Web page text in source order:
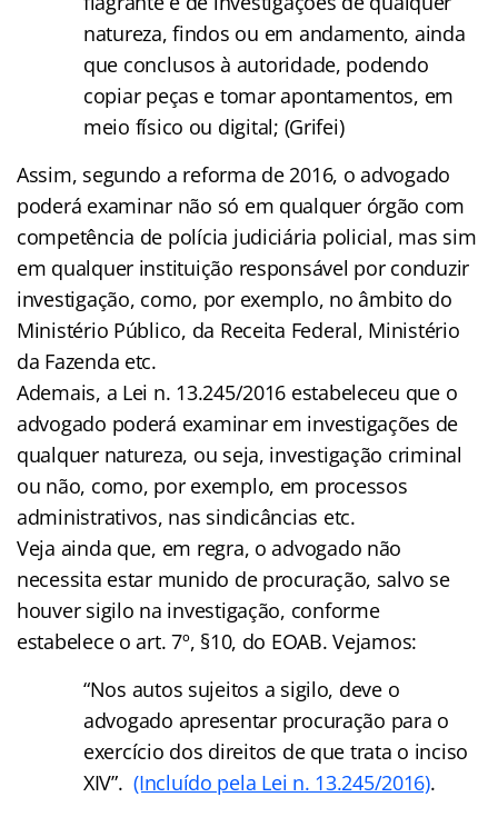
natureza, findos ou em andamento, ainda
que conclusos à autoridade, podendo
copiar peças e tomar apontamentos, em
meio físico ou digital; (Grifei)
Assim, segundo a reforma de 2016, o advogado
poderá examinar não só em qualquer órgão com
competência de polícia judiciária policial, mas sim
em qualquer instituição responsável por conduzir
investigação, como, por exemplo, no âmbito do
Ministério Público, da Receita Federal, Ministério
da Fazenda etc.
Ademais, a Lei n. 13.245/2016 estabeleceu que o
advogado poderá examinar em investigações de
qualquer natureza, ou seja, investigação criminal
ou não, como, por exemplo, em processos
administrativos, nas sindicâncias etc.
Veja ainda que, em regra, o advogado não
necessita estar munido de procuração, salvo se
houver sigilo na investigação, conforme
estabelece o art. 7º, §10, do EOAB. Vejamos:
“Nos autos sujeitos a sigilo, deve o
advogado apresentar procuração para o
exercício dos direitos de que trata o inciso
XIV”.(Incluído pela Lei n. 13.245/2016).